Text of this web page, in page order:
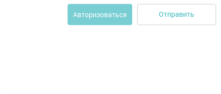
Авторизоваться Отправить